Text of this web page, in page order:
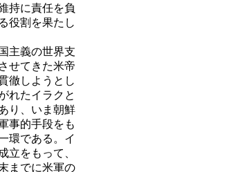
持に責任を負
役割を果たし
主義の世界支
せてきた米帝
徹しようとし
れたイラクと
り、いま朝鮮
事的手段をも
環である。イ
立をもって、
までに米軍の